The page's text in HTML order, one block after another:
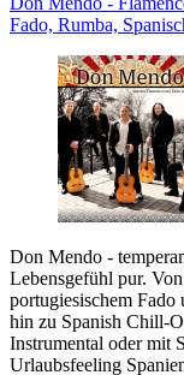
Fado, Rumba,
Don Mendo -
Lebensgefühl pur.
portugiesischem
hin zu Spanish Chill-
Instrumental oder mit
Urlaubsfeeling